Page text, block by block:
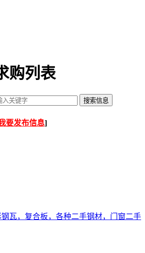
购列表
要发布信息]
瓦，复合板，各种二手钢材，门窗二手